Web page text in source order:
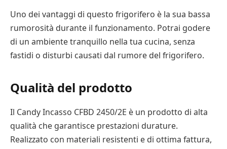
Uno dei vantaggi di questo frigorifero è la sua bassa
rumorosità durante il funzionamento. Potrai godere
di un ambiente tranquillo nella tua cucina, senza
fastidi o disturbi causati dal rumore del frigorifero.
Qualità del prodotto
Il Candy Incasso CFBD 2450/2E è un prodotto di alta
qualità che garantisce prestazioni durature.
Realizzato con materiali resistenti e di ottima fattura,